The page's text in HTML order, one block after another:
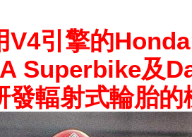
V4引擎的
Superbike及
發輻射式輪胎的